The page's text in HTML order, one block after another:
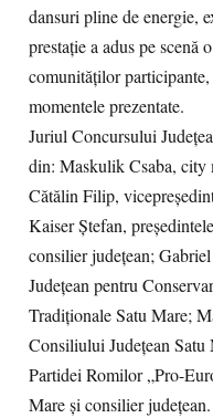
dansuri pline de energie,
prestație a adus pe scenă
comunităților
momentele prezentate.
Juriul Concursului
din: Maskulik Csaba, city
Cătălin Filip,
Kaiser Ștefan,
consilier județean;
Județean pentru
Tradiționale Satu Mare;
Consiliului Județean Satu
Partidei Romilor „Pro-
Mare și consilier județean.